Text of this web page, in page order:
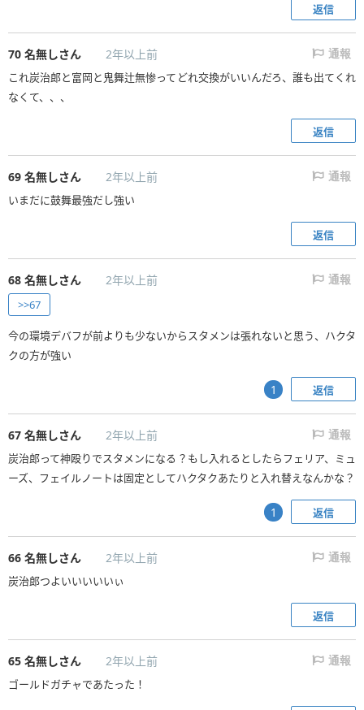
返信
70 名無しさん 2年以上前 通報
これ炭治郎と富岡と鬼舞辻無惨ってどれ交換がいいんだろ、誰も出てくれ
なくて、、、
返信
69 名無しさん 2年以上前 通報
いまだに鼓舞最強だし強い
返信
68 名無しさん 2年以上前 通報
>>67
今の環境デバフが前よりも少ないからスタメンは張れないと思う、ハクタ
クの方が強い
返信
1
67 名無しさん 2年以上前 通報
炭治郎って神殴りでスタメンになる？もし入れるとしたらフェリア、ミュ
ーズ、フェイルノートは固定としてハクタクあたりと入れ替えなんかな？
返信
1
66 名無しさん 2年以上前 通報
炭治郎つよいいいいいぃ
返信
65 名無しさん 2年以上前 通報
ゴールドガチャであたった！